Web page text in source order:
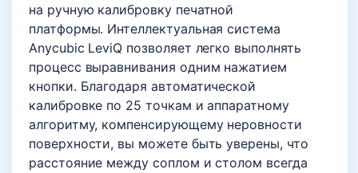
на ручную калибровку печатной
платформы. Интеллектуальная система
Anycubic LeviQ позволяет легко выполнять
процесс выравнивания одним нажатием
кнопки. Благодаря автоматической
калибровке по 25 точкам и аппаратному
алгоритму, компенсирующему неровности
поверхности, вы можете быть уверены, что
расстояние между соплом и столом всегда